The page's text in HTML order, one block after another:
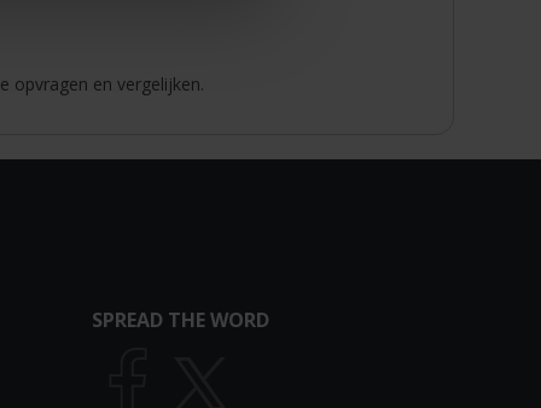
opvragen en vergelijken.
SPREAD THE WORD